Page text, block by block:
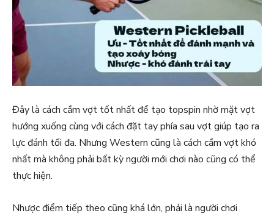
Đây là cách cầm vợt tốt nhất để tạo topspin nhờ mặt vợt
hướng xuống cùng với cách đặt tay phía sau vợt giúp tạo ra
lực đánh tối đa. Nhưng Western cũng là cách cầm vợt khó
nhất mà không phải bất kỳ người mới chơi nào cũng có thể
thực hiện.
Nhược điểm tiếp theo cũng khá lớn, phải là người chơi